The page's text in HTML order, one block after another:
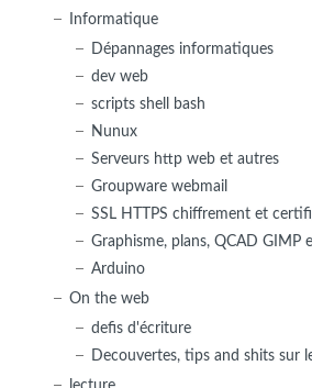
Informatique
Dépannages informatiques
dev web
scripts shell bash
Nunux
Serveurs http web et autres
Groupware webmail
SSL HTTPS chiffrement et
Graphisme, plans, QCAD GIMP
Arduino
On the web
defis d'écriture
Decouvertes, tips and shits sur